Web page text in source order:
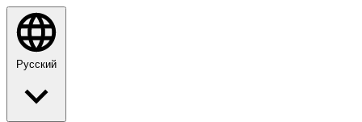
Русский